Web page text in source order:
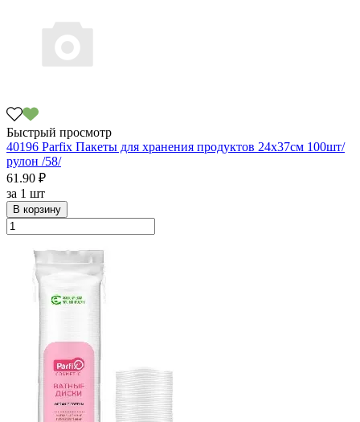
Быстрый просмотр
40196 Parfix Пакеты для хранения продуктов 24х37см 100шт/
рулон /58/
61.90 ₽
за 1 шт
В корзину